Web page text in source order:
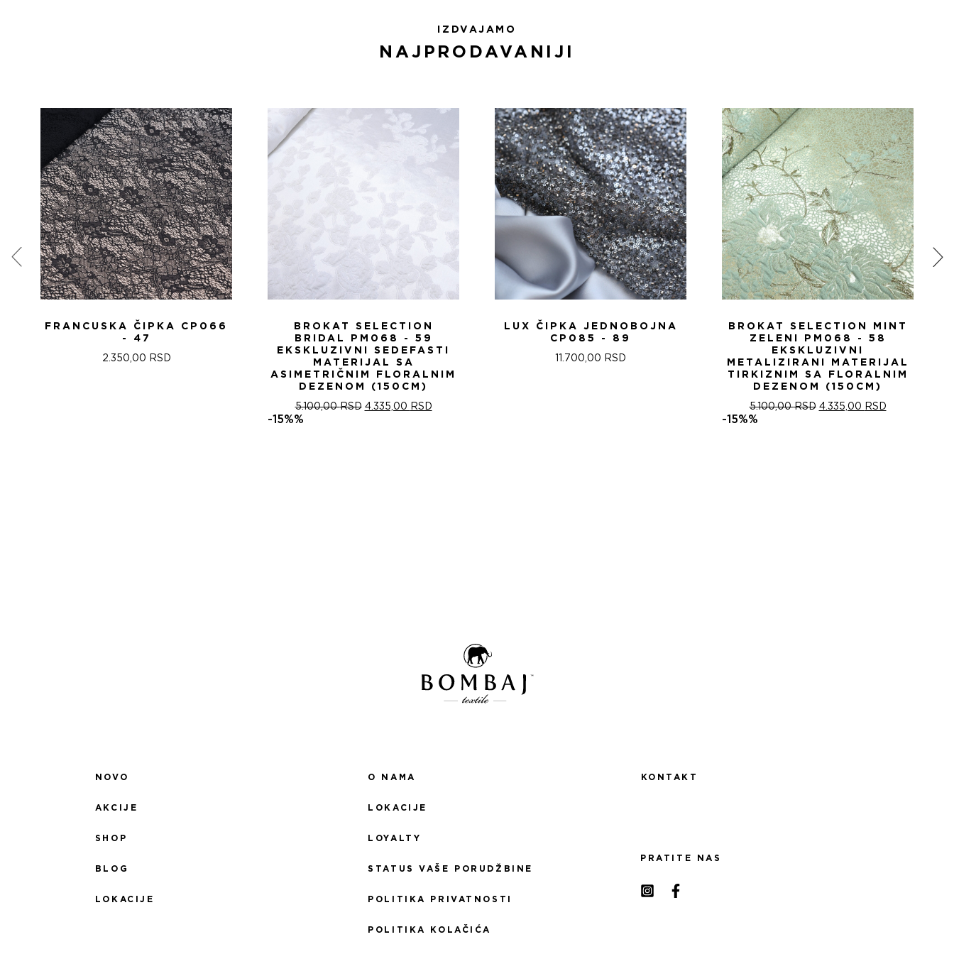
IZDVAJAMO
NAJPRODAVANIJI
FRANCUSKA ČIPKA CP066
- 47
2.350,00 RSD
BROKAT SELECTION
BRIDAL PM068 - 59
EKSKLUZIVNI SEDEFASTI
MATERIJAL SA
ASIMETRIČNIM FLORALNIM
DEZENOM (150CM)
5.100,00RSD ОРИГИНАЛНА
4.335,00 RSDТРЕНУТНА
-15%%
LUX ČIPKA JEDNOBOJNA
CP085 - 89
11.700,00 RSD
BROKAT SELECTION MINT
ZELENI PM068 - 58
EKSKLUZIVNI
METALIZIRANI MATERIJAL
TIRKIZNIM SA FLORALNIM
DEZENOM (150CM)
5.100,00RSD ОРИГИНАЛНА
4.335,00 RSDТРЕНУТНА
-15%%
NOVO
AKCIJE
SHOP
BLOG
LOKACIJE
O NAMA
LOKACIJE
LOYALTY
STATUS VAŠE PORUDŽBINE
POLITIKA PRIVATNOSTI
POLITIKA KOLAČIĆA
KONTAKT
PRATITE NAS